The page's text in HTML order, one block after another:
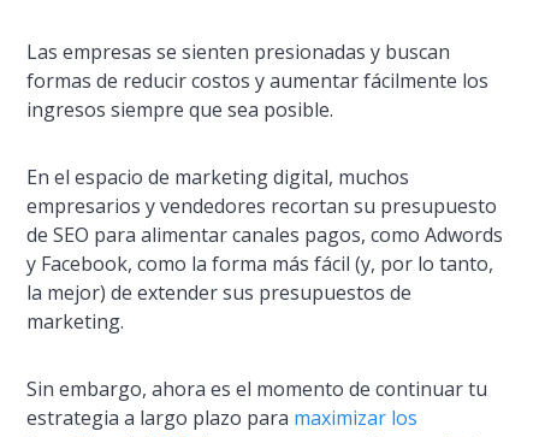
Las empresas se sienten presionadas y buscan
formas de reducir costos y aumentar fácilmente los
ingresos siempre que sea posible.
En el espacio de marketing digital, muchos
empresarios y vendedores recortan su presupuesto
de SEO para alimentar canales pagos, como Adwords
y Facebook, como la forma más fácil (y, por lo tanto,
la mejor) de extender sus presupuestos de
marketing.
Sin embargo, ahora es el momento de continuar tu
estrategia a largo plazo para maximizar los